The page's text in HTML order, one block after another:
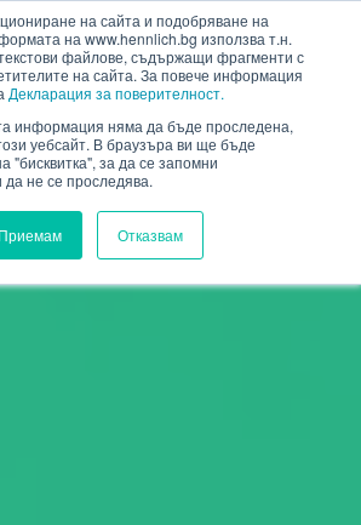
на сайта и подобряване на
на www.hennlich.bg използва т.н.
текстови файлове, съдържащи фрагменти с
на сайта. За повече информация
Декларация за поверителност.
информация няма да бъде проследена,
уебсайт. В браузъра ви ще бъде
"бисквитка", за да се запомни
не се проследява.
Приемам Отказвам